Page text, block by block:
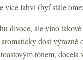
více lahví (byť stále
divoce, ale víno
dost výrazně
tónem,